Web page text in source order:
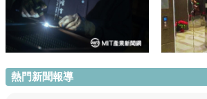
熱門新聞報導